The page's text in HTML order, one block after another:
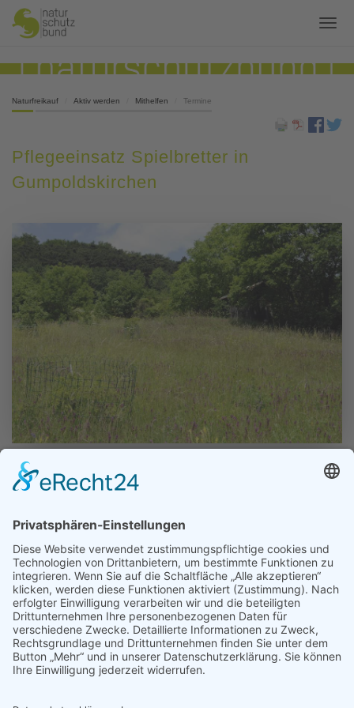
Naturfreikauf Aktiv werden Mithelfen Termine
Pflegeeinsatz Spielbretter in
Gumpoldskirchen
Ein besonderes Geschenk machte uns Frau Rita Prokes mit einem
artenreichen Halbtrockenrasen an der Thermenlinie. Durch langjährige
etablieren können, darunter u.a. Adria-Riemenzunge und Hummel-Ragwurz.
zusammenrechen und es zum Abtransport vorbereiten.
Treffpunkt: wird noch bekannt gegeben
Anreise: Abholung Bahnhof Gumpoldskirchen möglich
Bitte mitbringen:Arbeitshandschuhe, festes Schuhwerk und Arbeitskleidung
Anmeldungunter Tel. 01/402 93 94, Montag bis Donnerstag von 9.00 bis